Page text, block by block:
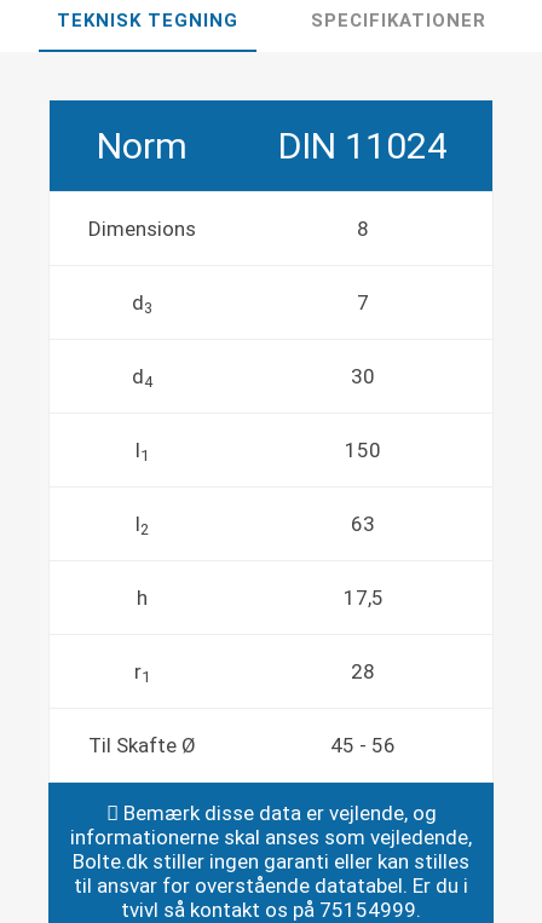
TEKNISK TEGNING SPECIFIKATIONER
Norm DIN 11024
Dimensions 8
d3 7
d4 30
l1 150
l2 63
h 17,5
r1 28
Til Skafte Ø 45 - 56
Bemærk disse data er vejlende, og
informationerne skal anses som vejledende,
Bolte.dk stiller ingen garanti eller kan stilles
til ansvar for overstående datatabel. Er du i
tvivl så kontakt os på 75154999.